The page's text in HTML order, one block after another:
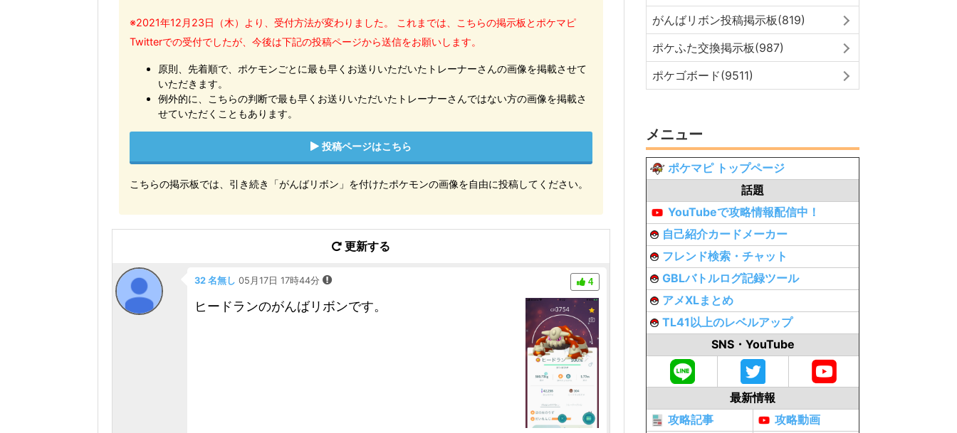
※2021年12月23日（木）より、受付方法が変わりました。 これまでは、こちらの掲示板とポケマピ
Twitterでの受付でしたが、今後は下記の投稿ページから送信をお願いします。
原則、先着順で、ポケモンごとに最も早くお送りいただいたトレーナーさんの画像を掲載させて
いただきます。
例外的に、こちらの判断で最も早くお送りいただいたトレーナーさんではない方の画像を掲載さ
せていただくこともあります。
投稿ページはこちら
こちらの掲示板では、引き続き「がんばリボン」を付けたポケモンの画像を自由に投稿してください。
更新する
32 名無し 05月17日 17時44分 4
ヒードランのがんばリボンです。
がんばリボン投稿掲示板(819)
ポケふた交換掲示板(987)
ポケゴボード(9511)
メニュー
ポケマピ トップページ
話題
YouTubeで攻略情報配信中！
自己紹介カードメーカー
フレンド検索・チャット
GBLバトルログ記録ツール
アメXLまとめ
TL41以上のレベルアップ
SNS・YouTube
最新情報
攻略記事
攻略動画